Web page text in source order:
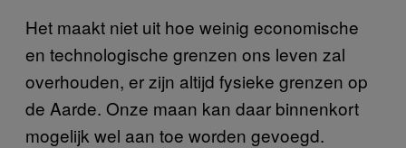
Het maakt niet uit hoe weinig economische
en technologische grenzen ons leven zal
overhouden, er zijn altijd fysieke grenzen op
de Aarde. Onze maan kan daar binnenkort
mogelijk wel aan toe worden gevoegd.